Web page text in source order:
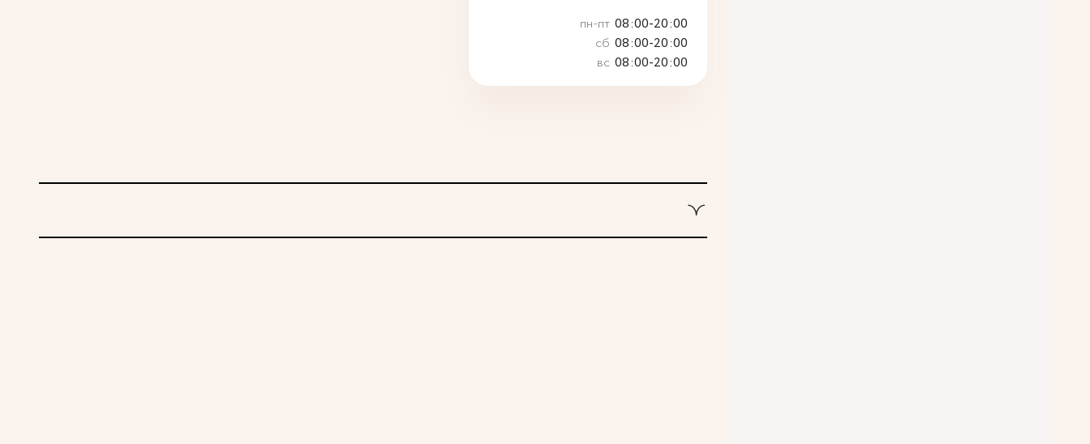
пн-пт 08:00-20:00
сб 08:00-20:00
вс 08:00-20:00